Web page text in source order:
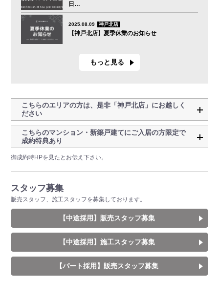
日…
2025.08.09 神戸北店
【神戸北店】夏季休業のお知らせ
もっと見る
こちらのエリアの方は、是非「神戸北店」にお越しく
ださい
こちらのマンション・新築戸建てにご入居の方限定で
成約特典あり
御成約時HPを見たとお伝え下さい。
スタッフ募集
販売スタッフ、施工スタッフを募集しております。
【中途採用】販売スタッフ募集
【中途採用】施工スタッフ募集
【パート採用】販売スタッフ募集